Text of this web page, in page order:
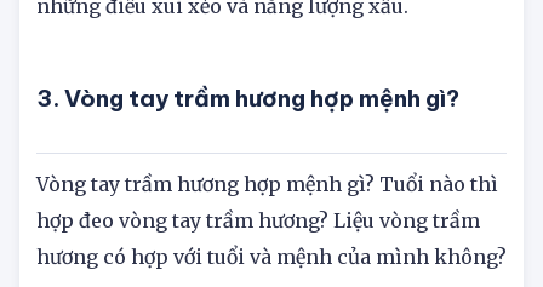
một tấm “lá chắn” vô hình giúp bảo vệ bạn khỏi
3. Vòng tay trầm hương hợp mệnh gì?
Vòng tay trầm hương hợp mệnh gì? Tuổi nào thì
hợp đeo vòng tay trầm hương? Liệu vòng trầm